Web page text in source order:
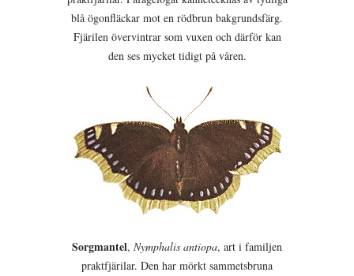
blå ögonfläckar mot en rödbrun bakgrundsfärg.
Fjärilen övervintrar som vuxen och därför kan
den ses mycket tidigt på våren.
Sorgmantel, Nymphalis antiopa, art i familjen
praktfjärilar. Den har mörkt sammetsbruna